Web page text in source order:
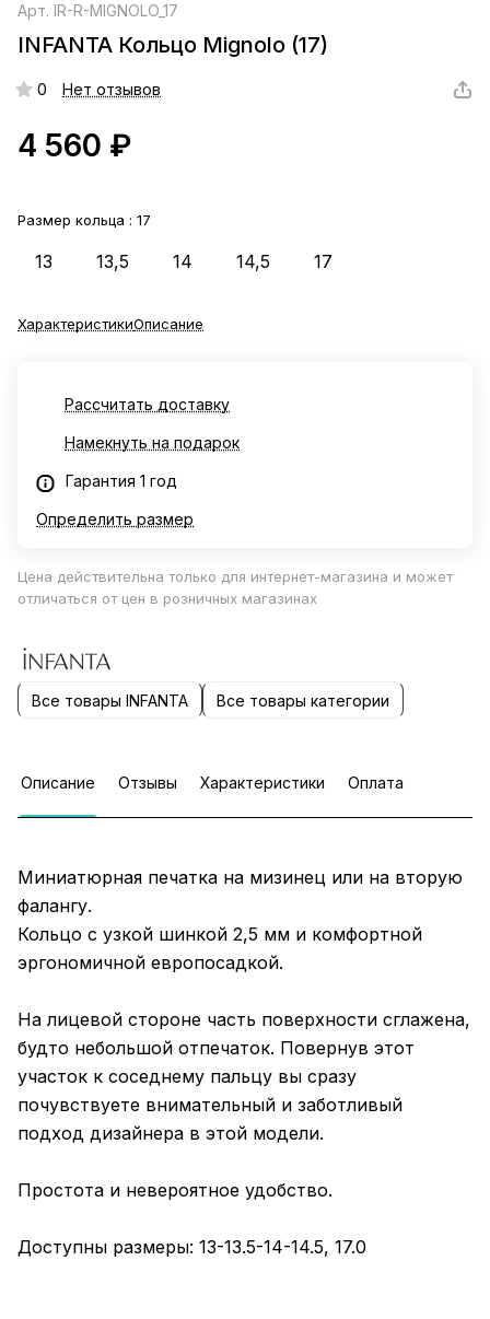
Арт. IR-R-MIGNOLO_17
INFANTA Кольцо Mignolo (17)
0 Нет отзывов
4 560 ₽
Размер кольца : 17
13 13,5 14 14,5 17
ХарактеристикиОписание
Рассчитать доставку
Намекнуть на подарок
Гарантия 1 год
Определить размер
Цена действительна только для интернет-магазина и может
отличаться от цен в розничных магазинах
Все товары INFANTA Все товары категории
Описание Отзывы Характеристики Оплата
Миниатюрная печатка на мизинец или на вторую
фалангу.
Кольцо с узкой шинкой 2,5 мм и комфортной
эргономичной европосадкой.
На лицевой стороне часть поверхности сглажена,
будто небольшой отпечаток. Повернув этот
участок к соседнему пальцу вы сразу
почувствуете внимательный и заботливый
подход дизайнера в этой модели.
Простота и невероятное удобство.
Доступны размеры: 13-13.5-14-14.5, 17.0